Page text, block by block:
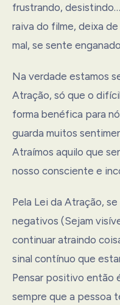
frustrando,
raiva do filme, deixa
mal, se sente
Na verdade estamos
Atração, só que o
forma benéfica para
guarda muitos
Atraímos aquilo que
nosso consciente e
Pela Lei da Atração,
negativos (Sejam
continuar atraindo
sinal contínuo que
Pensar positivo então
sempre que a pessoa